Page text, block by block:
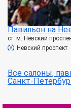
Павильон на
ст. м. Невский
Невский проспект
Все салоны,
Санкт-